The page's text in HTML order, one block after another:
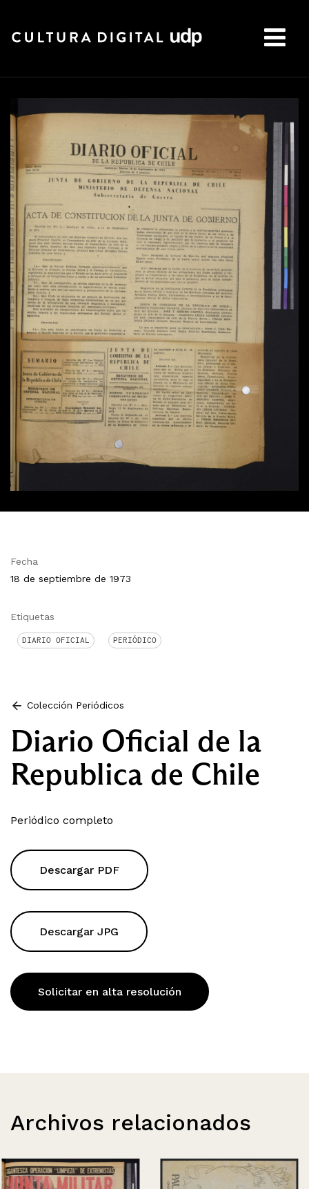
Fecha
18 de septiembre de 1973
Etiquetas
DIARIO OFICIAL PERIÓDICO
Colección Periódicos
Diario Oficial de la
Republica de Chile
Periódico completo
Descargar PDF
Descargar JPG
Solicitar en alta resolución
Archivos relacionados